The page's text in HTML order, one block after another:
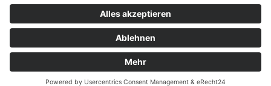
teilen
Datenschutzerklärung